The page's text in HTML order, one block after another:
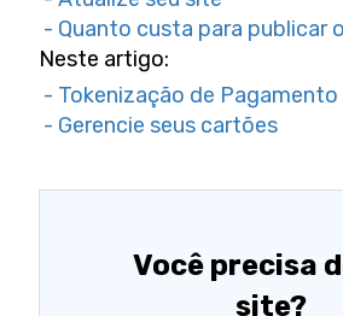
- Quanto custa para publicar
Neste artigo:
- Tokenização de Pagamento
- Gerencie seus cartões
Você precisa
site?